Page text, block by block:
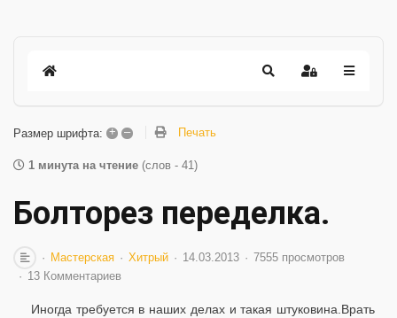
Размер шрифта: + – Печать
1 минута на чтение (слов - 41)
Болторез переделка.
Мастерская Хитрый 14.03.2013
7555 просмотров
13 Комментариев
Иногда требуется в наших делах и такая штуковина.Врать